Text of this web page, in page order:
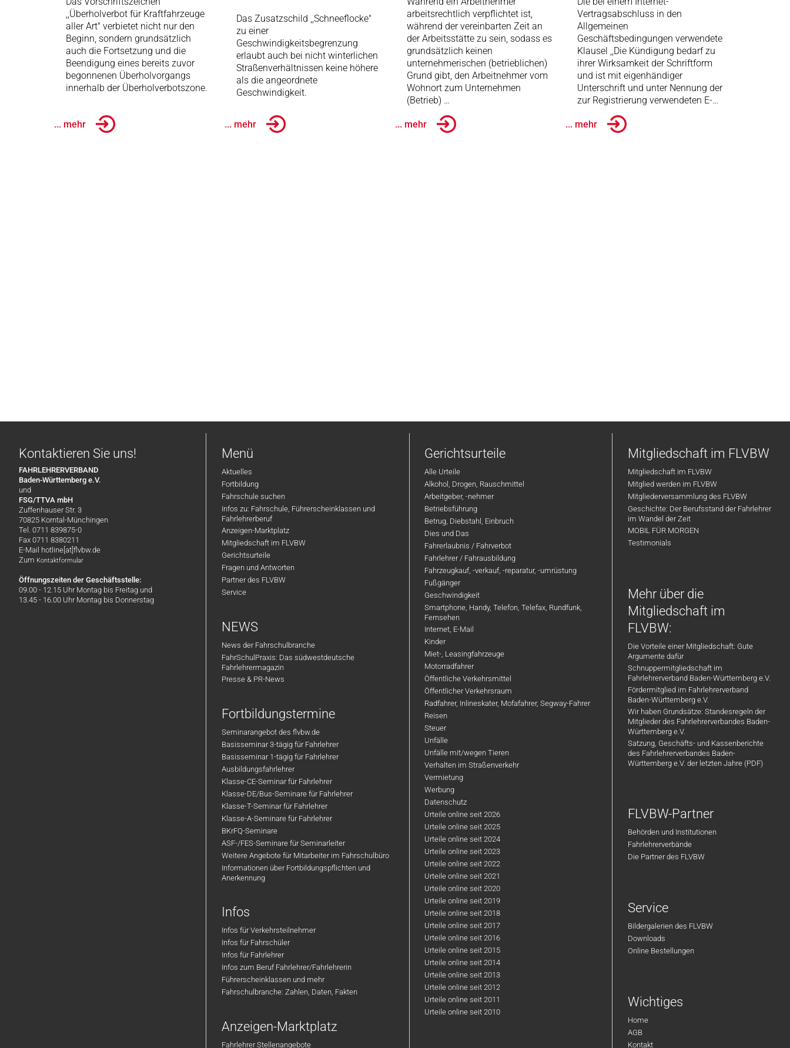
,,Überholverbot für Kraftfahrzeuge
aller Art" verbietet nicht nur den
Beginn, sondern grundsätzlich
auch die Fortsetzung und die
Beendigung eines bereits zuvor
begonnenen Überholvorgangs
innerhalb der Überholverbotszone.
... mehr
Das Zusatzschild ,,Schneeflocke"
zu einer
Geschwindigkeitsbegrenzung
erlaubt auch bei nicht winterlichen
Straßenverhältnissen keine höhere
als die angeordnete
Geschwindigkeit.
... mehr
arbeitsrechtlich verpflichtet ist,
während der vereinbarten Zeit an
der Arbeitsstätte zu sein, sodass es
grundsätzlich keinen
unternehmerischen (betrieblichen)
Grund gibt, den Arbeitnehmer vom
Wohnort zum Unternehmen
(Betrieb) …
... mehr
Vertragsabschluss in den
Allgemeinen
Geschäftsbedingungen verwendete
Klausel ,,Die Kündigung bedarf zu
ihrer Wirksamkeit der Schriftform
und ist mit eigenhändiger
Unterschrift und unter Nennung der
zur Registrierung verwendeten E-…
... mehr
Kontaktieren Sie uns!
FAHRLEHRERVERBAND
Baden-Württemberg e.V.
und
FSG/TTVA mbH
Zuffenhauser Str. 3
70825 Korntal-Münchingen
Tel. 0711 839875-0
Fax 0711 8380211
E-Mail hotline[at]flvbw.de
Zum Kontaktformular
Öffnungszeiten der Geschäftsstelle:
09.00 - 12.15 Uhr Montag bis Freitag und
13.45 - 16.00 Uhr Montag bis Donnerstag
Menü
Aktuelles
Fortbildung
Fahrschule suchen
Infos zu: Fahrschule, Führerscheinklassen und
Fahrlehrerberuf
Anzeigen-Marktplatz
Mitgliedschaft im FLVBW
Gerichtsurteile
Fragen und Antworten
Partner des FLVBW
Service
NEWS
News der Fahrschulbranche
FahrSchulPraxis: Das südwestdeutsche
Fahrlehrermagazin
Presse & PR-News
Fortbildungstermine
Seminarangebot des flvbw.de
Basisseminar 3-tägig für Fahrlehrer
Basisseminar 1-tägig für Fahrlehrer
Ausbildungsfahrlehrer
Klasse-CE-Seminar für Fahrlehrer
Klasse-DE/Bus-Seminare für Fahrlehrer
Klasse-T-Seminar für Fahrlehrer
Klasse-A-Seminare für Fahrlehrer
BKrFQ-Seminare
ASF-/FES-Seminare für Seminarleiter
Weitere Angebote für Mitarbeiter im Fahrschulbüro
Informationen über Fortbildungspflichten und
Anerkennung
Infos
Infos für Verkehrsteilnehmer
Infos für Fahrschüler
Infos für Fahrlehrer
Infos zum Beruf Fahrlehrer/Fahrlehrerin
Führerscheinklassen und mehr
Fahrschulbranche: Zahlen, Daten, Fakten
Anzeigen-Marktplatz
Fahrlehrer Stellenangebote
Gerichtsurteile
Alle Urteile
Alkohol, Drogen, Rauschmittel
Arbeitgeber, -nehmer
Betriebsführung
Betrug, Diebstahl, Einbruch
Dies und Das
Fahrerlaubnis / Fahrverbot
Fahrlehrer / Fahrausbildung
Fahrzeugkauf, -verkauf, -reparatur, -umrüstung
Fußgänger
Geschwindigkeit
Smartphone, Handy, Telefon, Telefax, Rundfunk,
Fernsehen
Internet, E-Mail
Kinder
Miet-, Leasingfahrzeuge
Motorradfahrer
Öffentliche Verkehrsmittel
Öffentlicher Verkehrsraum
Radfahrer, Inlineskater, Mofafahrer, Segway-Fahrer
Reisen
Steuer
Unfälle
Unfälle mit/wegen Tieren
Verhalten im Straßenverkehr
Vermietung
Werbung
Datenschutz
Urteile online seit 2026
Urteile online seit 2025
Urteile online seit 2024
Urteile online seit 2023
Urteile online seit 2022
Urteile online seit 2021
Urteile online seit 2020
Urteile online seit 2019
Urteile online seit 2018
Urteile online seit 2017
Urteile online seit 2016
Urteile online seit 2015
Urteile online seit 2014
Urteile online seit 2013
Urteile online seit 2012
Urteile online seit 2011
Urteile online seit 2010
Mitgliedschaft im FLVBW
Mitgliedschaft im FLVBW
Mitglied werden im FLVBW
Mitgliederversammlung des FLVBW
Geschichte: Der Berufsstand der Fahrlehrer
im Wandel der Zeit
MOBIL FÜR MORGEN
Testimonials
Mehr über die
Mitgliedschaft im
FLVBW:
Die Vorteile einer Mitgliedschaft: Gute
Argumente dafür
Schnuppermitgliedschaft im
Fahrlehrerverband Baden-Württemberg e.V.
Fördermitglied im Fahrlehrerverband
Baden-Württemberg e.V.
Wir haben Grundsätze: Standesregeln der
Mitglieder des Fahrlehrerverbandes Baden-
Württemberg e.V.
Satzung, Geschäfts- und Kassenberichte
des Fahrlehrerverbandes Baden-
Württemberg e.V. der letzten Jahre (PDF)
FLVBW-Partner
Behörden und Institutionen
Fahrlehrerverbände
Die Partner des FLVBW
Service
Bildergalerien des FLVBW
Downloads
Online Bestellungen
Wichtiges
Home
AGB
Kontakt